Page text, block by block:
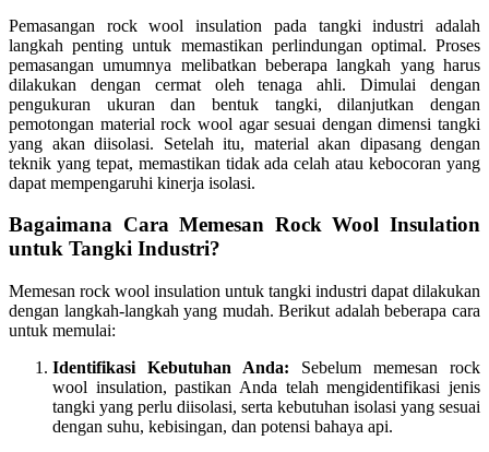
Pemasangan rock wool insulation pada tangki industri adalah
langkah penting untuk memastikan perlindungan optimal. Proses
pemasangan umumnya melibatkan beberapa langkah yang harus
dilakukan dengan cermat oleh tenaga ahli. Dimulai dengan
pengukuran ukuran dan bentuk tangki, dilanjutkan dengan
pemotongan material rock wool agar sesuai dengan dimensi tangki
yang akan diisolasi. Setelah itu, material akan dipasang dengan
teknik yang tepat, memastikan tidak ada celah atau kebocoran yang
dapat mempengaruhi kinerja isolasi.
Bagaimana Cara Memesan Rock Wool Insulation
untuk Tangki Industri?
Memesan rock wool insulation untuk tangki industri dapat dilakukan
dengan langkah-langkah yang mudah. Berikut adalah beberapa cara
untuk memulai:
Identifikasi Kebutuhan Anda: Sebelum memesan rock
wool insulation, pastikan Anda telah mengidentifikasi jenis
tangki yang perlu diisolasi, serta kebutuhan isolasi yang sesuai
dengan suhu, kebisingan, dan potensi bahaya api.